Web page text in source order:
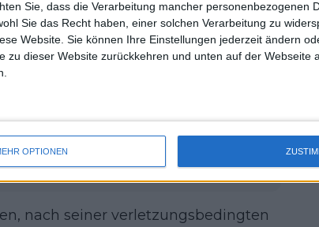
Sie, dass die Verarbeitung mancher personenbezogenen
Sie das Recht haben, einer solchen Verarbeitung zu
Website. Sie können Ihre Einstellungen jederzeit ändern
zu dieser Website zurückkehren und unten auf der Webseite
OPTIONEN
2020 gewann.
von Tony Jones
Open aus Protest das
hatte
2025: Spielplan, Ergebnisse,
nach seiner verletzungsbedingten